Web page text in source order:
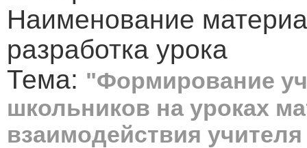
Наименование
разработка урока
Тема: "Формирование
школьников на уроках
взаимодействия